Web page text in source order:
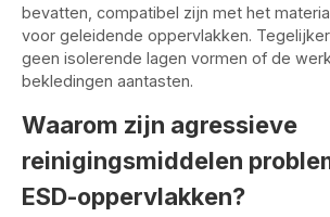
bevatten, compatibel zijn met het
voor geleidende oppervlakken.
geen isolerende lagen vormen of de
bekledingen aantasten.
Waarom zijn agressieve
reinigingsmiddelen
ESD-oppervlakken?